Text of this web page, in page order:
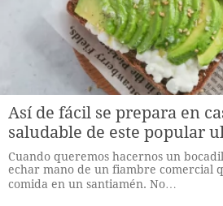
Así de fácil se prepara en
saludable de este popular
Cuando queremos hacernos un
echar mano de un fiambre comercial
comida en un santiamén. No…